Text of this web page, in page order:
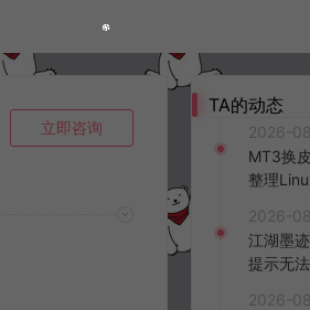
立即咨询
TA的动态
2026-
MT3换
整理
频教程
2026-
江湖墨
提示无
2026-